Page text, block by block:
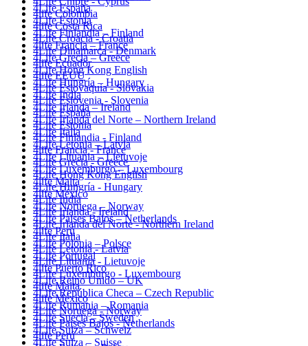
4Life España
4Life Estonia
4Life Finlandia – Finland
4life Francia – France
4Life Grecia – Greece
4Life Hong Kong English
4Life Hungría – Hungary
4Life India
4Life Irlanda – Ireland
4Life Irlanda del Norte – Northern Ireland
4Life Italia
4Life Letonia – Latvia
4Life Lituania – Lietuvoje
4Life Luxemburgo – Luxembourg
4life Malta
4life México
4Life Noruega – Norway
4Life Paises Bajos – Netherlands
4life Perú
4Life Polonia – Polsce
4Life Portugal
4life Puerto Rico
4Life Reino Unido – UK
4Life República Checa – Czech Republic
4Life Rumania – Romania
4Life Suecia – Sweden
4Life Suiza – Schweiz
4Life Suiza – Suisse
4life Colombia
4life Costa Rica
4Life Croacia - Croatia
4Life Dinamarca - Denmark
4life Ecuador
4life EEUU
4Life Eslovaquia - Slovakia
4Life Eslovenia - Slovenia
4Life España
4Life Estonia
4Life Finlandia - Finland
4life Francia - France
4Life Grecia - Greece
4Life Hong Kong English
4Life Hungría - Hungary
4Life India
4Life Irlanda - Ireland
4Life Irlanda del Norte - Northern Ireland
4Life Italia
4Life Letonia - Latvia
4Life Lituania - Lietuvoje
4Life Luxemburgo - Luxembourg
4life Malta
4life México
4Life Noruega - Norway
4Life Paises Bajos - Netherlands
4life Perú